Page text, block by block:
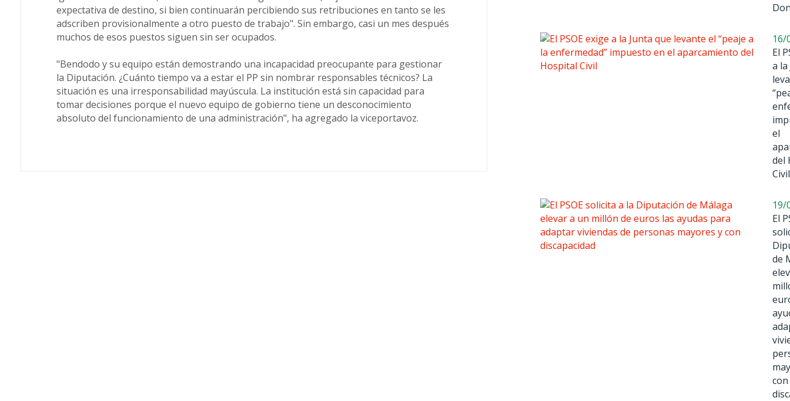
expectativa de destino, si bien continuarán percibiendo sus retribuciones en tanto se les
adscriben provisionalmente a otro puesto de trabajo". Sin embargo, casi un mes después
muchos de esos puestos siguen sin ser ocupados.
"Bendodo y su equipo están demostrando una incapacidad preocupante para gestionar
la Diputación. ¿Cuánto tiempo va a estar el PP sin nombrar responsables técnicos? La
situación es una irresponsabilidad mayúscula. La institución está sin capacidad para
tomar decisiones porque el nuevo equipo de gobierno tiene un desconocimiento
absoluto del funcionamiento de una administración", ha agregado la viceportavoz.
16/
El
a
el
del
Civil
19/
El
de
con